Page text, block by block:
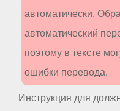
автоматически.
автоматический
поэтому в тексте
ошибки перевода.
Инструкция для